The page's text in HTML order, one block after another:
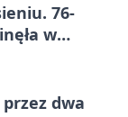
76-
w
przez dwa